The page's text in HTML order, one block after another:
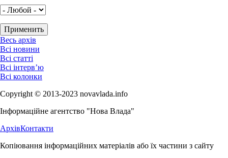
Весь архів
Всі новини
Всі статті
Всі інтерв’ю
Всі колонки
Copyright © 2013-2023 novavlada.info
Інформаційне агентство "Нова Влада"
АрхівКонтакти
Копіювання інформаційних матеріалів або їх частини з сайту